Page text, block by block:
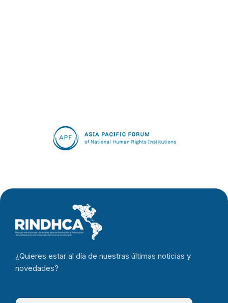
¿Quieres estar al día de nuestras últimas noticias y
novedades?